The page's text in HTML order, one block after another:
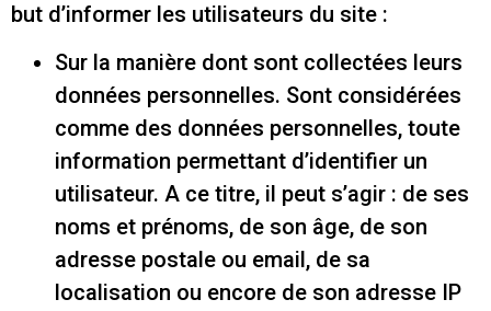
but d’informer les utilisateurs du site :
Sur la manière dont sont collectées leurs
données personnelles. Sont considérées
comme des données personnelles, toute
information permettant d’identifier un
utilisateur. A ce titre, il peut s’agir : de ses
noms et prénoms, de son âge, de son
adresse postale ou email, de sa
localisation ou encore de son adresse IP